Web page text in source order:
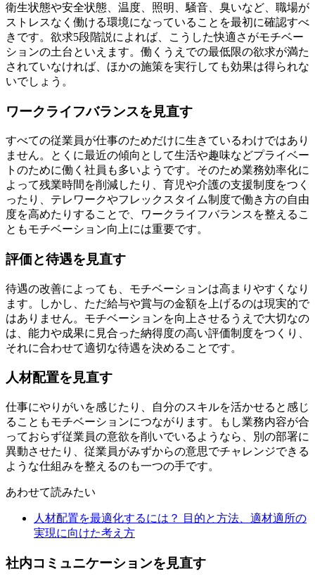
衛生状態や安全状態、温度、照明、騒音、臭いなど、職場が
ストレスなく働ける環境になっていることを最初に確認すべ
きです。欲求5段階説によれば、こうした快適さがモチベー
ションの土台といえます。働くうえでの最低限の欲求が満た
されていなければ、ほかの施策を実行しても効果は得られな
いでしょう。
ワークライフバランスを見直す
すべての従業員が仕事のためだけに生きているわけではあり
ません。とくに最近の傾向として生活や趣味などプライベー
トのために働く社員も多いようです。そのため業務効率化に
よって残業時間を削減したり、育児や介護の支援制度をつく
ったり、テレワークやフレックスタイム制度で働き方の自由
度を高めたりすることで、ワークライフバランスを整えるこ
ともモチベーション向上には重要です。
評価と待遇を見直す
待遇の改善によっても、モチベーションは高まりやすくなり
ます。しかし、ただ給与や賞与の金額を上げるのは現実的で
はありません。モチベーションを向上させるうえで大切なの
は、能力や成果に見合った納得度の高い評価制度をつくり、
それに合わせて適切な待遇を決めることです。
人材配置を見直す
仕事にやりがいを感じたり、自分のスキルを活かせると感じ
ることもモチベーションにつながります。もし業務内容が合
っておらず従業員の意欲を削いでいるようなら、別の部署に
異動させたり、従業員がみずからの意思でチャレンジできる
ような仕組みを整えるのも一つの手です。
あわせて読みたい
人材配置を最適化するには？ 目的と方法、適材適所の
実現に向けた考え方
社内コミュニケーションを見直す